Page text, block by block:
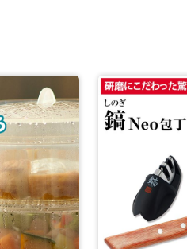
食洗機もOK。
きやすいので、毎日使用できます。